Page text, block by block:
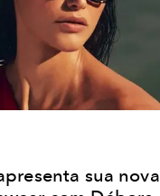
sua nova